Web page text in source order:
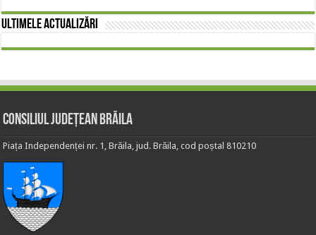
Ultimele actualizări
Consiliul Județean Brăila
Piața Independenței nr. 1, Brăila, jud. Brăila, cod poștal 810210